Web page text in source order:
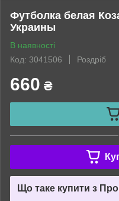
Футболка белая
Украины
В наявності
Код: 3041506
Роздріб
660 ₴
Що таке купити з